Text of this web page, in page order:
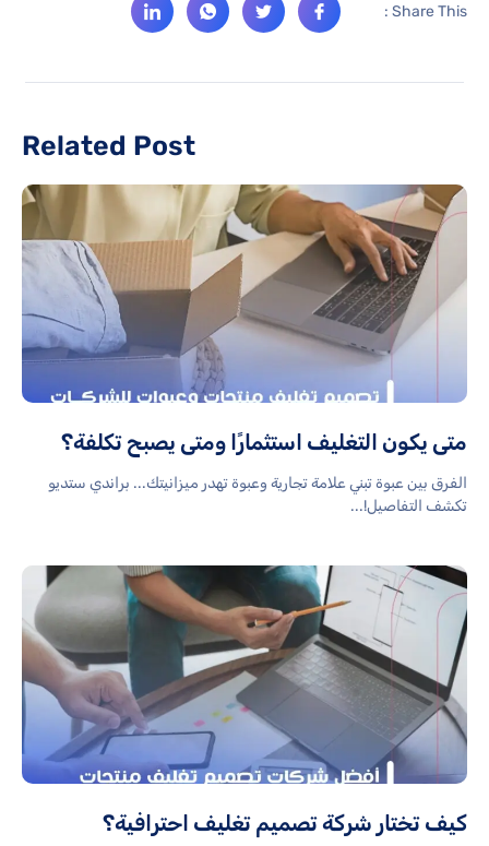
Share This :
Related Post
متى يكون التغليف استثمارًا ومتى يصبح تكلفة؟
الفرق بين عبوة تبني علامة تجارية وعبوة تهدر ميزانيتك... براندي ستديو
تكشف التفاصيل!...
كيف تختار شركة تصميم تغليف احترافية؟